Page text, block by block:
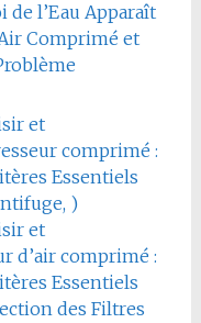
de l’Eau Apparaît
Comprimé et
et
comprimé :
Essentiels
)
et
d’air comprimé :
Essentiels
des Filtres